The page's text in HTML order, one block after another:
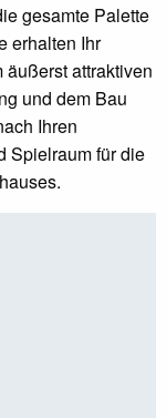
gesamte Palette
erhalten Ihr
attraktiven
und dem Bau
Ihren
Spielraum für die